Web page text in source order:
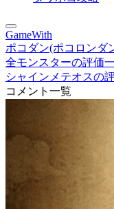
GameWith
ポコダン(ポコロンダ
全モンスターの評価
シャインメテオスの
コメント一覧